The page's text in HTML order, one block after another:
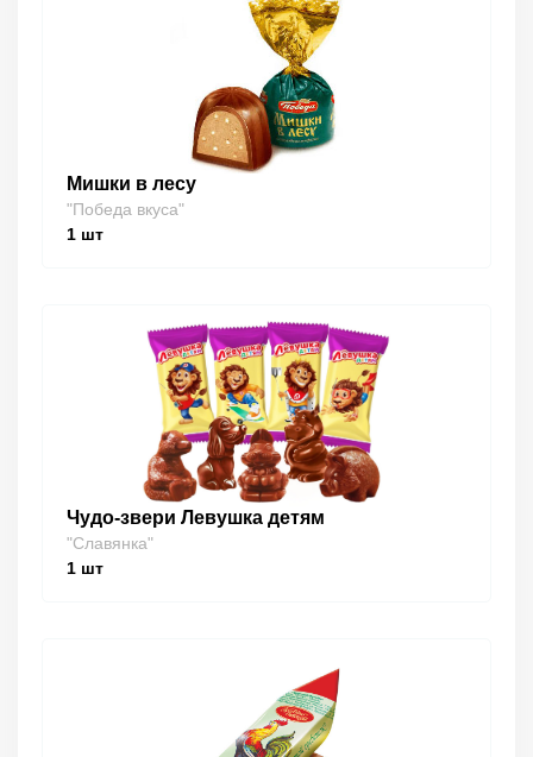
Мишки в лесу
"Победа вкуса"
1 шт
Чудо-звери Левушка детям
"Славянка"
1 шт